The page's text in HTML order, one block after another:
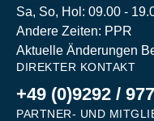
Sa, So, Hol: 09.00 -
Andere Zeiten: PPR
Aktuelle Änderungen
DIREKTER KONTAKT
+49 (0)9292 /
PARTNER- UND